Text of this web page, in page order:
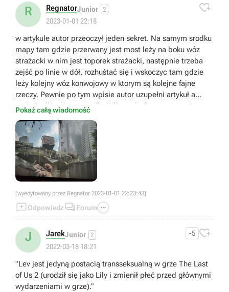
R RegnatorJunior 2
2023-01-01 22:18

w artykule autor przeoczył jeden sekret. Na samym srodku
mapy tam gdzie przerwany jest most leży na boku wóz
strażacki w nim jest toporek strażacki, następnie trzeba
zejść po linie w dół, rozhuśtać się i wskoczyc tam gdzie
leży kolejny wóz konwojowy w ktorym są kolejne fajne
rzeczy. Pewnie po tym wpisie autor uzupełni artykuł a
mnie bedziecie wyzywać od ślepych ale w momencie
kiedy to pisałem w artykule o tylej znajdźce nic nie było :)
Pokaż całą wiadomość
[wyedytowany przez Regnator 2023-01-01 22:23:43]
Odpowiedz  Forum 
J JarekJunior 2
2022-03-18 18:21
-5 
"Lev jest jedyną postacią transseksualną w grze The Last
of Us 2 (urodził się jako Lily i zmienił płeć przed głównymi
wydarzeniami w grze)."